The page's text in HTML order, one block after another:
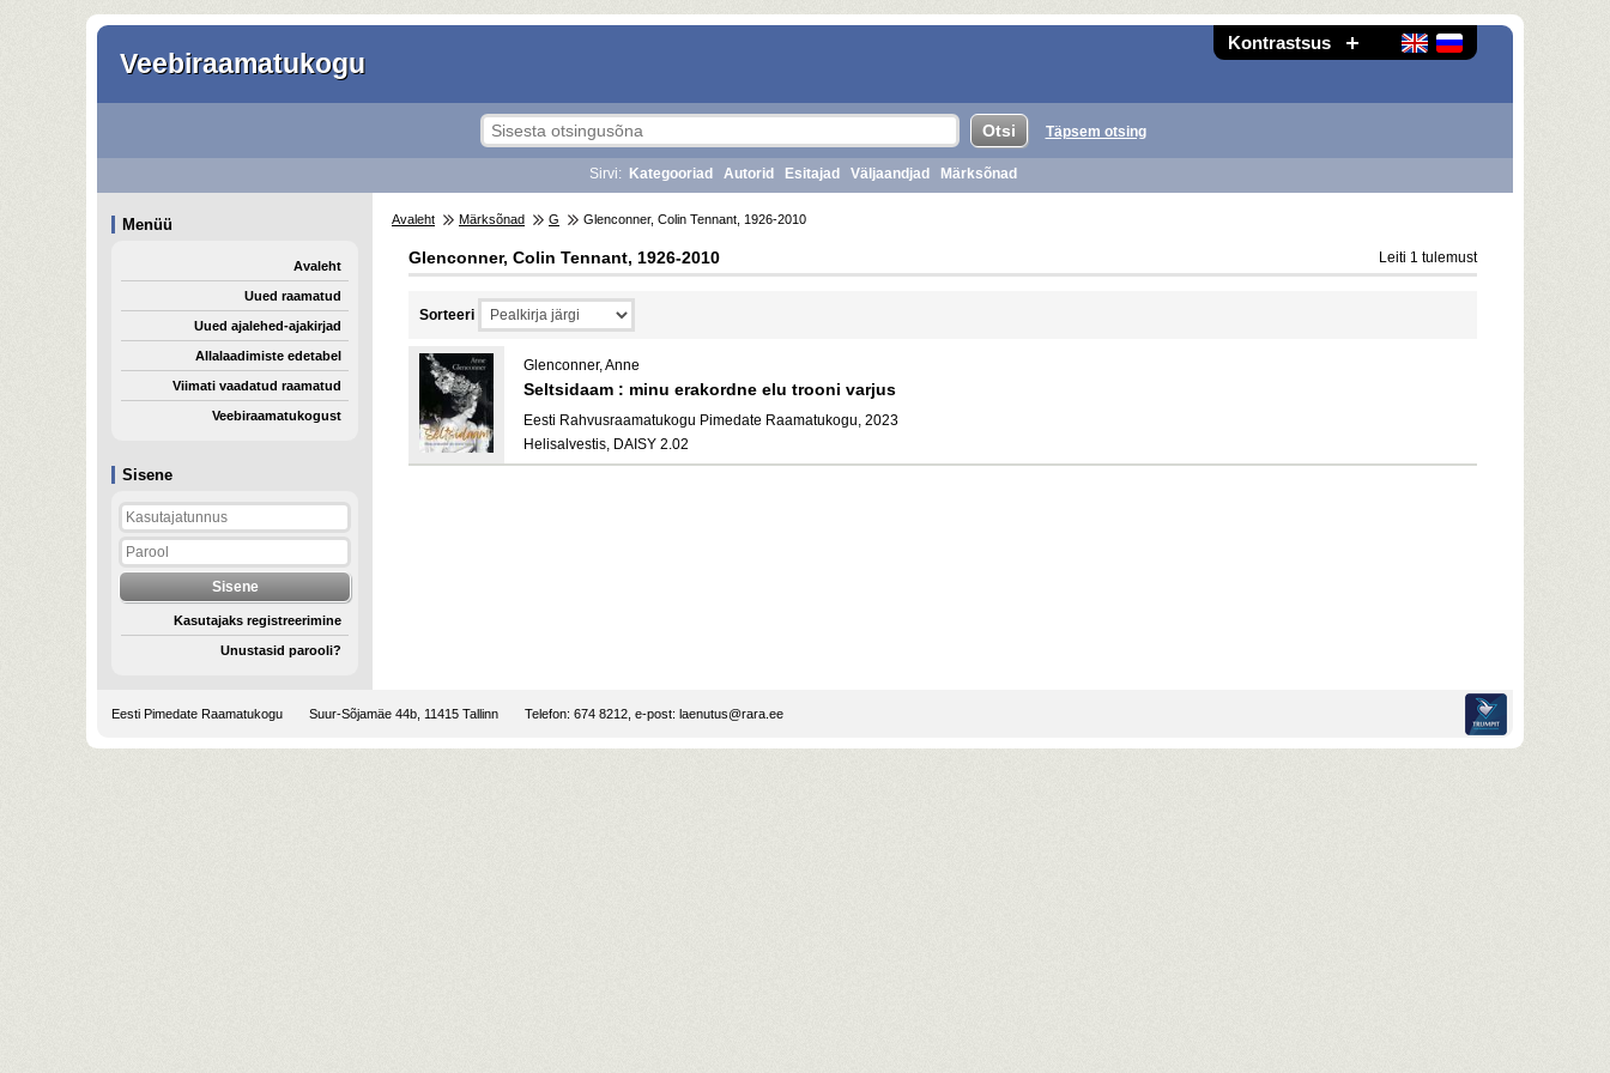
Kontrastsus
Veebiraamatukogu
Sisene
Kasutajaks registreerimine
Unustasid parooli?
Täpsem otsing
Sirvi: Kategooriad Autorid Esitajad Väljaandjad Märksõnad
Menüü
Avaleht
Uued raamatud
Uued ajalehed-ajakirjad
Allalaadimiste edetabel
Viimati vaadatud raamatud
Veebiraamatukogust
Avaleht Märksõnad G Glenconner, Colin Tennant, 1926-2010
Glenconner, Colin Tennant, 1926-2010 Leiti 1 tulemust
Sorteeri
Glenconner, Anne
Seltsidaam : minu erakordne elu trooni varjus
Eesti Rahvusraamatukogu Pimedate Raamatukogu, 2023
Helisalvestis, DAISY 2.02
Eesti Pimedate Raamatukogu Suur-Sõjamäe 44b, 11415 Tallinn Telefon: 674 8212, e-post: laenutus@rara.ee